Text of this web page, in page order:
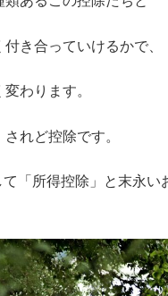
き合っていけるかで、
わります。
れど控除です。
「所得控除」と末永い